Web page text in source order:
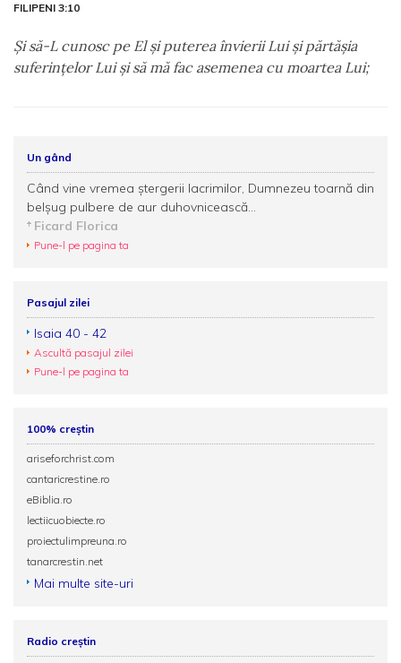
FILIPENI 3:10
Şi să-L cunosc pe El şi puterea învierii Lui şi părtăşia
suferinţelor Lui şi să mă fac asemenea cu moartea Lui;
Un gând
Când vine vremea ştergerii lacrimilor, Dumnezeu toarnă din
belşug pulbere de aur duhovnicească...
Ficard Florica
Pune-l pe pagina ta
Pasajul zilei
Isaia 40 - 42
Ascultă pasajul zilei
Pune-l pe pagina ta
100% creștin
ariseforchrist.com
cantaricrestine.ro
eBiblia.ro
lectiicuobiecte.ro
proiectulimpreuna.ro
tanarcrestin.net
Mai multe site-uri
Radio creștin